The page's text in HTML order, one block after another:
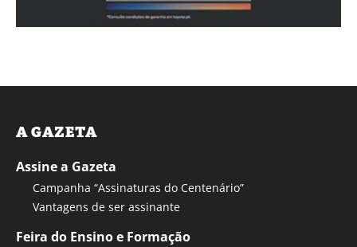
A GAZETA
Assine a Gazeta
Campanha “Assinaturas do Centenário”
Vantagens de ser assinante
Feira do Ensino e Formação